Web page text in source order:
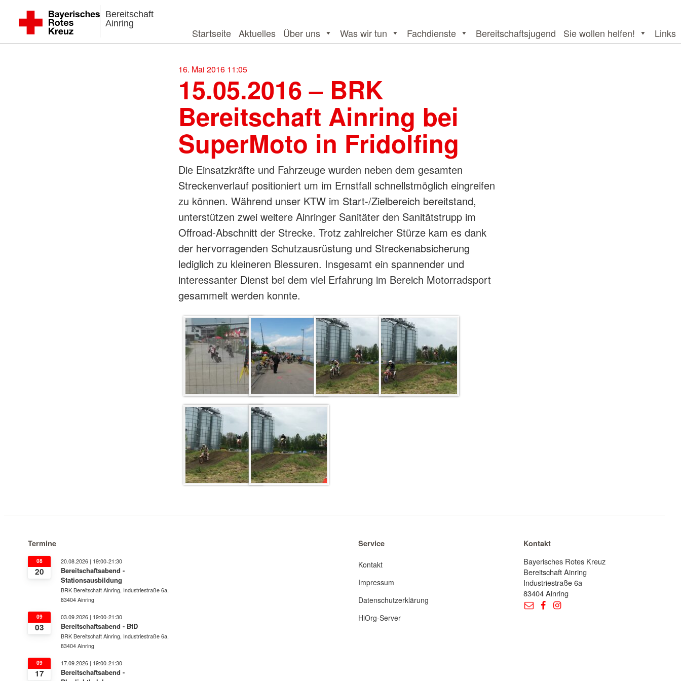
Bereitschaft
Ainring
Startseite Aktuelles Über uns Was wir tun Fachdienste Bereitschaftsjugend Sie wollen helfen! Links
16. Mai 2016 11:05
15.05.2016 – BRK
Bereitschaft Ainring bei
SuperMoto in Fridolfing
Die Einsatzkräfte und Fahrzeuge wurden neben dem gesamten
Streckenverlauf positioniert um im Ernstfall schnellstmöglich eingreifen
zu können. Während unser KTW im Start-/Zielbereich bereitstand,
unterstützen zwei weitere Ainringer Sanitäter den Sanitätstrupp im
Offroad-Abschnitt der Strecke. Trotz zahlreicher Stürze kam es dank
der hervorragenden Schutzausrüstung und Streckenabsicherung
lediglich zu kleineren Blessuren. Insgesamt ein spannender und
interessanter Dienst bei dem viel Erfahrung im Bereich Motorradsport
gesammelt werden konnte.
Termine
08
20
20.08.2026 | 19:00-21:30
Bereitschaftsabend -
Stationsausbildung
BRK Bereitschaft Ainring, Industriestraße 6a,
83404 Ainring
09
03
03.09.2026 | 19:00-21:30
Bereitschaftsabend - BtD
BRK Bereitschaft Ainring, Industriestraße 6a,
83404 Ainring
09
17
17.09.2026 | 19:00-21:30
Bereitschaftsabend -
Service
Kontakt
Impressum
Datenschutzerklärung
HiOrg-Server
Kontakt
Bayerisches Rotes Kreuz
Bereitschaft Ainring
Industriestraße 6a
83404 Ainring